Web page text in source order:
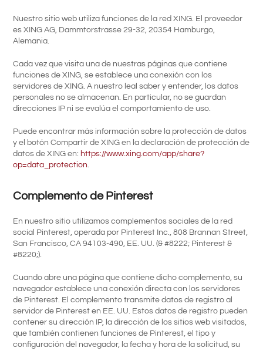
Nuestro sitio web utiliza funciones de la red XING. El proveedor
es XING AG, Dammtorstrasse 29-32, 20354 Hamburgo,
Alemania.
Cada vez que visita una de nuestras páginas que contiene
funciones de XING, se establece una conexión con los
servidores de XING. A nuestro leal saber y entender, los datos
personales no se almacenan. En particular, no se guardan
direcciones IP ni se evalúa el comportamiento de uso.
Puede encontrar más información sobre la protección de datos
y el botón Compartir de XING en la declaración de protección de
datos de XING en: https://www.xing.com/app/share?
op=data_protection.
Complemento de Pinterest
En nuestro sitio utilizamos complementos sociales de la red
social Pinterest, operada por Pinterest Inc., 808 Brannan Street,
San Francisco, CA 94103-490, EE. UU. (& #8222; Pinterest &
#8220;).
Cuando abre una página que contiene dicho complemento, su
navegador establece una conexión directa con los servidores
de Pinterest. El complemento transmite datos de registro al
servidor de Pinterest en EE. UU. Estos datos de registro pueden
contener su dirección IP, la dirección de los sitios web visitados,
que también contienen funciones de Pinterest, el tipo y
configuración del navegador, la fecha y hora de la solicitud, su